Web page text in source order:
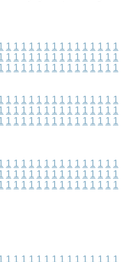
1 1 1 1 1 1 1 1 1 1 1 1 1 1 1
1 1 1 1 1 1 1 1 1 1 1 1 1 1 1
1 1 1 1 1 1 1 1 1 1 1 1 1 1 1
1 1 1 1 1 1 1 1 1 1 1 1 1 1 1
1 1 1 1 1 1 1 1 1 1 1 1 1 1 1
1 1 1 1 1 1 1 1 1 1 1 1 1 1 1
1 1 1 1 1 1 1 1 1 1 1 1 1 1 1
1 1 1 1 1 1 1 1 1 1 1 1 1 1 1
1 1 1 1 1 1 1 1 1 1 1 1 1 1 1
1 1 1 1 1 1 1 1 1 1 1 1 1 1 1